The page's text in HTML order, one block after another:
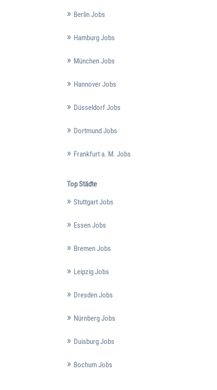
Berlin Jobs
Hamburg Jobs
München Jobs
Hannover Jobs
Düsseldorf Jobs
Dortmund Jobs
Frankfurt a. M. Jobs
Top Städte
Stuttgart Jobs
Essen Jobs
Bremen Jobs
Leipzig Jobs
Dresden Jobs
Nürnberg Jobs
Duisburg Jobs
Bochum Jobs